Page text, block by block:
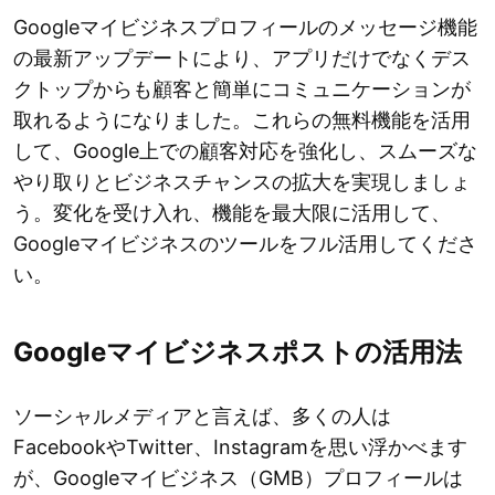
Googleマイビジネスプロフィールのメッセージ機能
の最新アップデートにより、アプリだけでなくデス
クトップからも顧客と簡単にコミュニケーションが
取れるようになりました。これらの無料機能を活用
して、Google上での顧客対応を強化し、スムーズな
やり取りとビジネスチャンスの拡大を実現しましょ
う。変化を受け入れ、機能を最大限に活用して、
Googleマイビジネスのツールをフル活用してくださ
い。
Googleマイビジネスポストの活用法
ソーシャルメディアと言えば、多くの人は
FacebookやTwitter、Instagramを思い浮かべます
が、Googleマイビジネス（GMB）プロフィールは